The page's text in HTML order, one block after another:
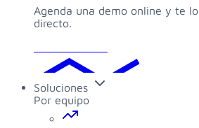
Agenda una demo online y te
directo.
Soluciones
Por equipo